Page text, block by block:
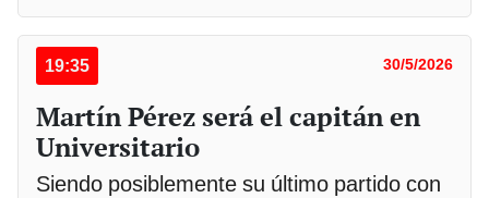
19:35 30/5/2026
Martín Pérez será el capitán en
Universitario
Siendo posiblemente su último partido con